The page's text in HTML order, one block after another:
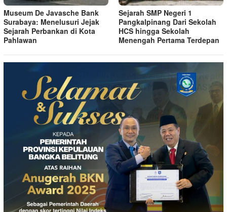
Museum De Javasche Bank
Surabaya: Menelusuri Jejak
Sejarah Perbankan di Kota
Pahlawan
Sejarah SMP Negeri 1
Pangkalpinang Dari Sekolah
HCS hingga Sekolah
Menengah Pertama Terdepan